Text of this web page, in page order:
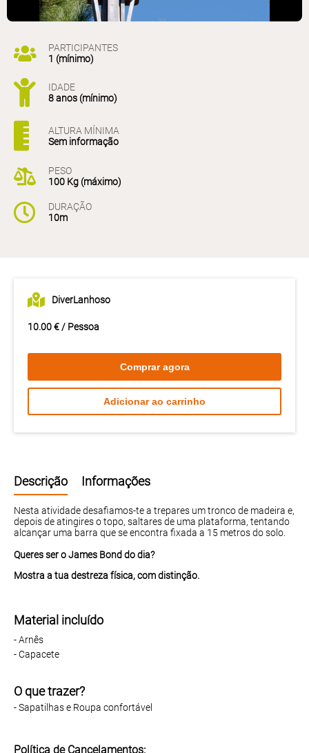
PARTICIPANTES
1 (mínimo)
IDADE
8 anos (mínimo)
ALTURA MÍNIMA
Sem informação
PESO
100 Kg (máximo)
DURAÇÃO
10m
Descrição Informações
Nesta atividade desafiamos-te a trepares um tronco de madeira e,
depois de atingires o topo, saltares de uma plataforma, tentando
alcançar uma barra que se encontra fixada a 15 metros do solo.
Queres ser o James Bond do dia?
Mostra a tua destreza física, com distinção.
Material incluído
- Arnês
- Capacete
O que trazer?
- Sapatilhas e Roupa confortável
DiverLanhoso
10.00 € / Pessoa
Comprar agora
Adicionar ao carrinho
Política de Cancelamentos: